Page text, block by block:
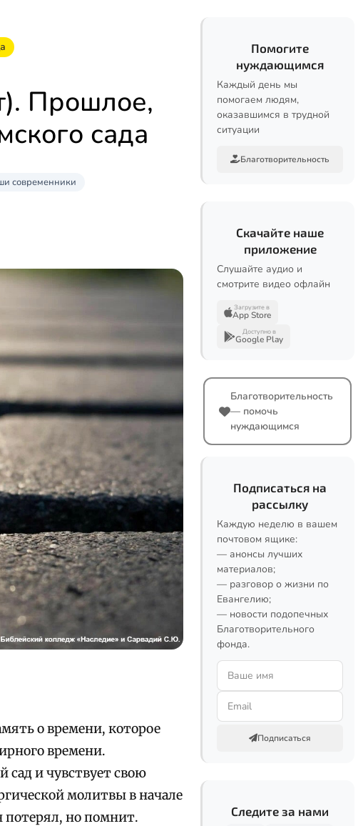
Прошлое,
сада
современники
о времени, которое
времени.
сад и чувствует свою
молитвы в начале
потерял, но помнит.
Помогите
нуждающимся
Каждый день мы
помогаем людям,
оказавшимся в трудной
ситуации
Благотворительность
Скачайте наше
приложение
Слушайте аудио и
смотрите видео офлайн
Загрузите в
App Store
Доступно в
Google Play
Благотворительность
— помочь
нуждающимся
Подписаться на
рассылку
Каждую неделю в вашем
почтовом ящике:
— анонсы лучших
материалов;
— разговор о жизни по
Евангелию;
— новости подопечных
Благотворительного
фонда.
Подписаться
Следите за нами